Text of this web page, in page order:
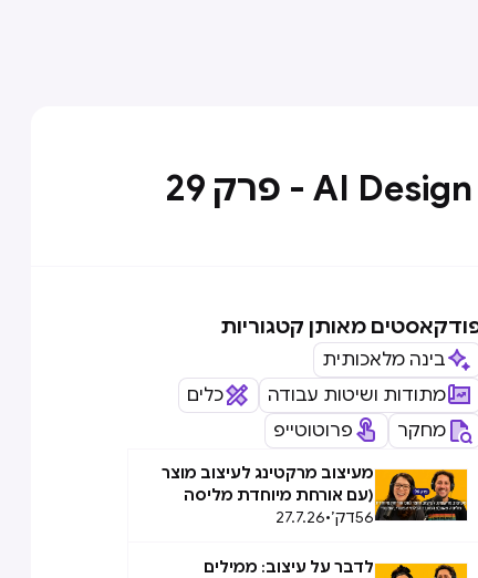
מאותן קטגוריות
בינה מלאכותית
מתודות ושיטות עבודה
כלים
מחקר
פרוטוטייפ
מעיצוב מרקטינג לעיצוב מוצר
(עם אורחת מיוחדת מליסה
טאוב): המעבר הבלתי אפשרי,
56דק׳•
27.7.26
לדבר על עיצוב: ממילים